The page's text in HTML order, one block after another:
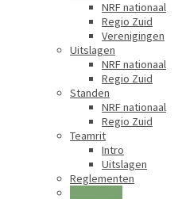
NRF nationaal
Regio Zuid
Verenigingen
Uitslagen
NRF nationaal
Regio Zuid
Standen
NRF nationaal
Regio Zuid
Teamrit
Intro
Uitslagen
Reglementen